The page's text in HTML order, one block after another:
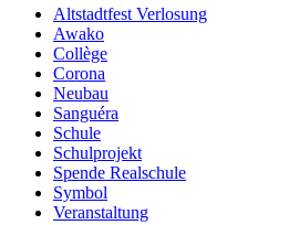
Altstadtfest Verlosung
Awako
Collège
Corona
Neubau
Sanguéra
Schule
Schulprojekt
Spende Realschule
Symbol
Veranstaltung